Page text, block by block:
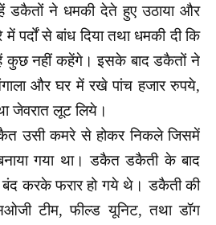
डकैतों ने धमकी देते हुए उठाया और
से बांध दिया तथा धमकी दी कि
कुछ नहीं कहेंगे। इसके बाद डकैतों ने
और घर में रखे पांच हजार रुपये,
जेवरात लूट लिये।
उसी कमरे से होकर निकले जिसमें
गया था। डकैत डकैती के बाद
बंद करके फरार हो गये थे। डकैती की
टीम, फील्ड यूनिट, तथा डॉग